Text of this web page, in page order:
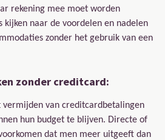
rekening mee moet worden
kijken naar de voordelen en nadelen
zonder het gebruik van een
zonder creditcard:
vermijden van creditcardbetalingen
hun budget te blijven. Directe of
dat men meer uitgeeft dan